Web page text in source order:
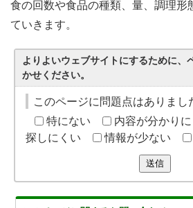
食の回数や食品の種類、量、調理形
ていきます。
よりよいウェブサイトにするために、
かせください。
このページに問題点はありまし
特にない
内容が分かり
探しにくい
情報が少ない
送信